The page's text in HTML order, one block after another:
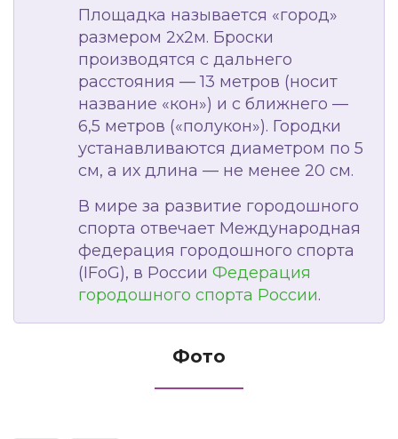
Площадка называется «город»
размером 2х2м. Броски
производятся с дальнего
расстояния — 13 метров (носит
название «кон») и с ближнего —
6,5 метров («полукон»). Городки
устанавливаются диаметром по 5
см, а их длина — не менее 20 см.
В мире за развитие городошного
спорта отвечает Международная
федерация городошного спорта
(IFoG), в России Федерация
городошного спорта России.
Фото